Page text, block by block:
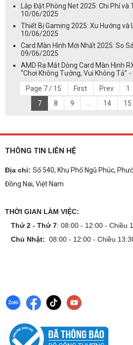
Lắp Đặt Phòng Net 2025: Chi Phí và
10/06/2025
Thiết Bị Gaming 2025: Xu Hướng và
10/06/2025
Card Màn Hình Mới Nhất 2025: So
09/06/2025
AMD Ra Mắt Dòng Card Màn Hình
“Chơi Không Tưởng, Vui Không Tả”
Page 7 / 15
First Prev 1
7
8 9 14 15
THÔNG TIN LIÊN HỆ
Địa chỉ: Số 540, Khu Phố Ngũ Phúc,
Đồng Nai, Việt Nam
THỜI GIAN LÀM VIỆC:
Thứ 2 - Thứ 7: 08:00 - 12:00 - Chiều
Chủ Nhật: 08:00 - 12:00 - Chiều